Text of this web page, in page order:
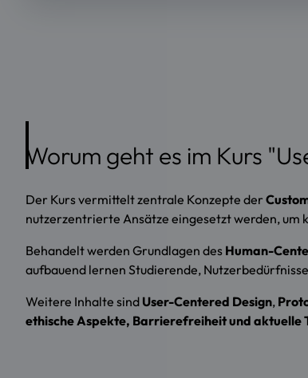
Worum geht es im Kurs
Der Kurs vermittelt zentrale Konzepte der
nutzerzentrierte Ansätze eingesetzt werden, um
Behandelt werden Grundlagen des Human-
aufbauend lernen Studierende,
Weitere Inhalte sind User-Centered Design,
ethische Aspekte, Barrierefreiheit und aktuelle